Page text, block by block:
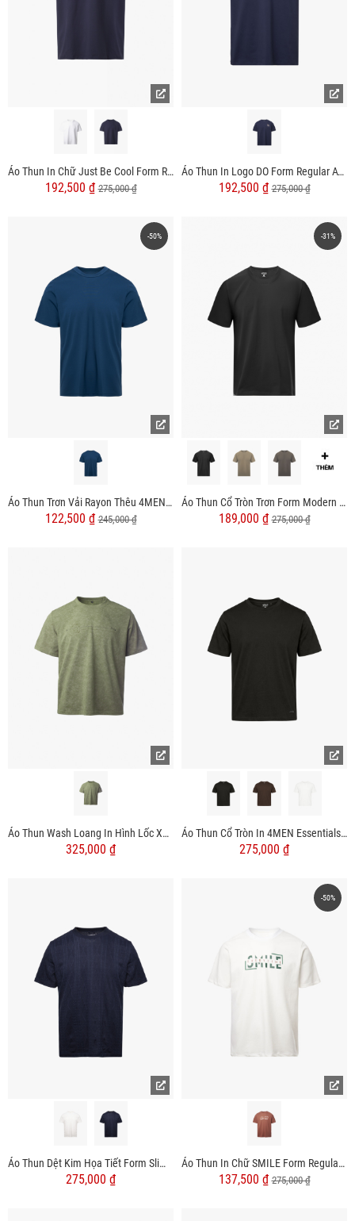
Áo Thun In Chữ Just Be Cool Form Regular AT169
192,500 ₫275,000 ₫
Áo Thun In Logo DO Form Regular AT159
192,500 ₫275,000 ₫
-50%
Áo Thun Trơn Vải Rayon Thêu 4MEN Club Tay Áo Form Slimfit AT155
122,500 ₫245,000 ₫
-31%
Áo Thun Cổ Tròn Trơn Form Modern AT186
189,000 ₫275,000 ₫
Áo Thun Wash Loang In Hình Lốc Xoáy Form Relax AT173
325,000 ₫
Áo Thun Cổ Tròn In 4MEN Essentials Form Slimfit AT194
275,000 ₫
Áo Thun Dệt Kim Họa Tiết Form Slimfit AT182
275,000 ₫
-50%
Áo Thun In Chữ SMILE Form Regular AT160
137,500 ₫275,000 ₫